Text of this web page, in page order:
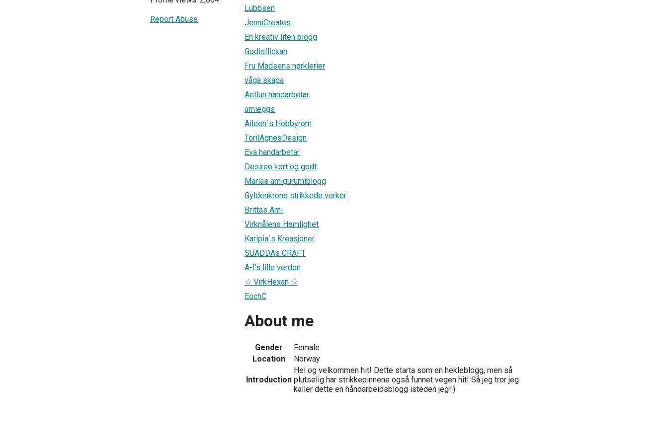
Report Abuse
Lubbsen
JenniCreates
En kreativ liten blogg
Godisflickan
Fru Madsens nørklerier
våga skapa
Aetlun handarbetar
amieggs
Aileen´s Hobbyrom
TorilAgnesDesign
Eva handarbetar
Desiree kort og godt
Marias amigurumiblogg
Gyldenkrons strikkede verker
Brittas Ami
Virknålens Hemlighet
Karipia`s Kreasjoner
SUADDAs CRAFT
A-I's lille verden
☆ VirkHexan ☆
EochC
About me
Gender
Female
Location
Norway
Introduction
Hei og velkommen hit! Dette starta som en hekleblogg, men så
plutselig har strikkepinnene også funnet vegen hit! Så jeg tror jeg
kaller dette en håndarbeidsblogg isteden jeg!:)